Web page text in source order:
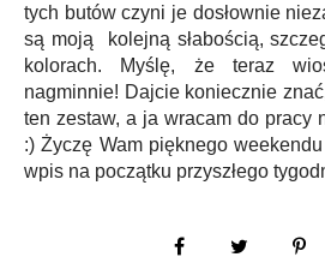
tych butów czyni je dosłownie
są moją kolejną słabością,
kolorach. Myślę, że teraz
nagminnie! Dajcie koniecznie
ten zestaw, a ja wracam do pracy
:) Życzę Wam pięknego
wpis na początku przyszłego